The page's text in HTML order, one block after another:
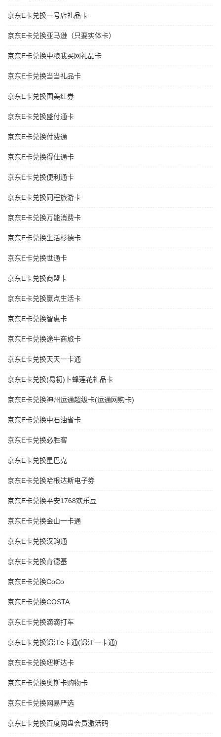
京东E卡兑换一号店礼品卡
京东E卡兑换亚马逊（只要实体卡）
京东E卡兑换中粮我买网礼品卡
京东E卡兑换当当礼品卡
京东E卡兑换国美红券
京东E卡兑换盛付通卡
京东E卡兑换付费通
京东E卡兑换得仕通卡
京东E卡兑换便利通卡
京东E卡兑换同程旅游卡
京东E卡兑换万能消费卡
京东E卡兑换生活杉德卡
京东E卡兑换世通卡
京东E卡兑换商盟卡
京东E卡兑换赢点生活卡
京东E卡兑换智惠卡
京东E卡兑换途牛商旅卡
京东E卡兑换天天一卡通
京东E卡兑换(易初)卜蜂莲花礼品卡
京东E卡兑换神州运通超级卡(运通网购卡)
京东E卡兑换中石油省卡
京东E卡兑换必胜客
京东E卡兑换星巴克
京东E卡兑换哈根达斯电子券
京东E卡兑换平安1768欢乐豆
京东E卡兑换金山一卡通
京东E卡兑换汉购通
京东E卡兑换肯德基
京东E卡兑换CoCo
京东E卡兑换COSTA
京东E卡兑换滴滴打车
京东E卡兑换锦江e卡通(锦江一卡通)
京东E卡兑换纽斯达卡
京东E卡兑换奥斯卡购物卡
京东E卡兑换网易严选
京东E卡兑换百度网盘会员激活码